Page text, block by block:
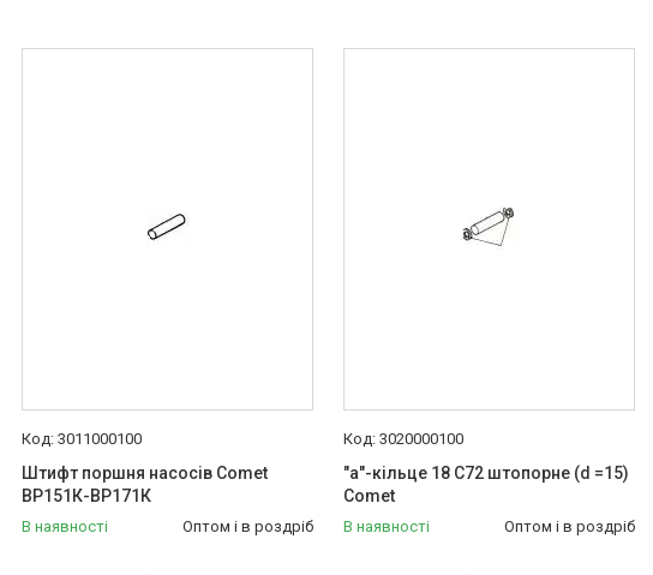
3011000100
Штифт поршня насосів Comet
ВР151К-ВР171К
В наявності Оптом і в роздріб
3020000100
"а"-кільце 18 С72 штопорне (d =15)
Comet
В наявності Оптом і в роздріб